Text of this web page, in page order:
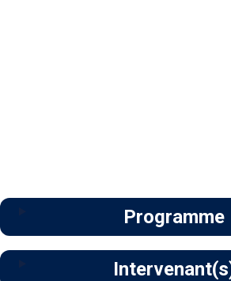
Programme